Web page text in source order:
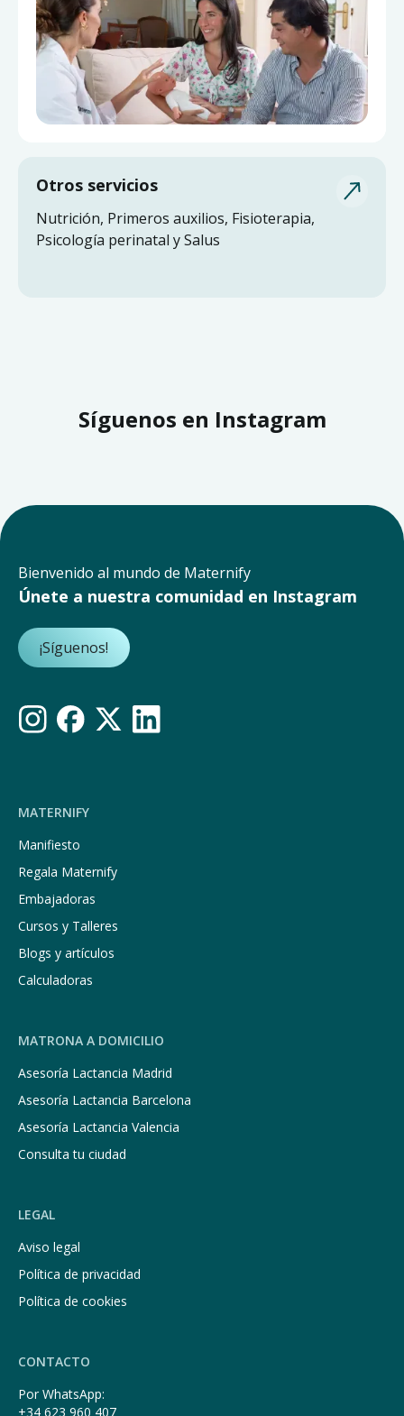
Otros servicios
Nutrición, Primeros auxilios, Fisioterapia,
Psicología perinatal y Salus
Síguenos en Instagram
Bienvenido al mundo de Maternify
Únete a nuestra comunidad en Instagram
¡Síguenos!
MATERNIFY
Manifiesto
Regala Maternify
Embajadoras
Cursos y Talleres
Blogs y artículos
Calculadoras
MATRONA A DOMICILIO
Asesoría Lactancia Madrid
Asesoría Lactancia Barcelona
Asesoría Lactancia Valencia
Consulta tu ciudad
LEGAL
Aviso legal
Política de privacidad
Política de cookies
CONTACTO
Por WhatsApp:
+34 623 960 407